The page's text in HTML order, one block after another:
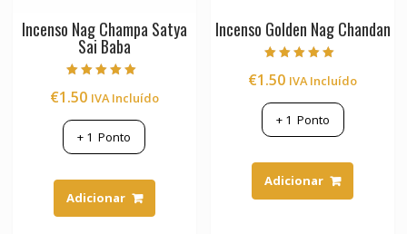
Incenso Nag Champa Satya
Sai Baba
5.00
€1.50 IVA Incluído
+ 1 Ponto
Adicionar
Incenso Golden Nag Chandan
5.00
€1.50 IVA Incluído
+ 1 Ponto
Adicionar